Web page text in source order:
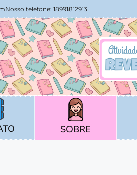
Nosso telefone: 18991812913
SOBRE